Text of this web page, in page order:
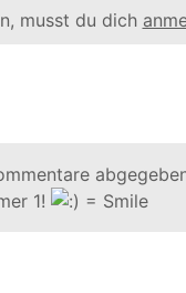
musst du dich
1!